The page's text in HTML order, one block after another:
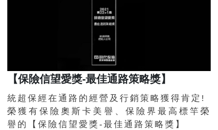
【保險信望愛獎-最佳通路策略獎】
統超保經在通路的經營及行銷策略獲得肯定!
榮獲有保險奧斯卡美譽、保險界最高標竿榮
譽的【保險信望愛獎-最佳通路策略獎】